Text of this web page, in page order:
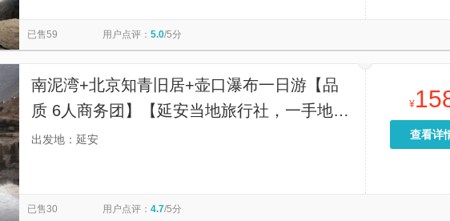
已售59 用户点评： 5.0/5分
南泥湾+北京知青旧居+壶口瀑布一日游【品
质 6人商务团】【延安当地旅行社，一手地
接，安心出游。】
出发地：延安
¥
查看详
已售30 用户点评： 4.7/5分